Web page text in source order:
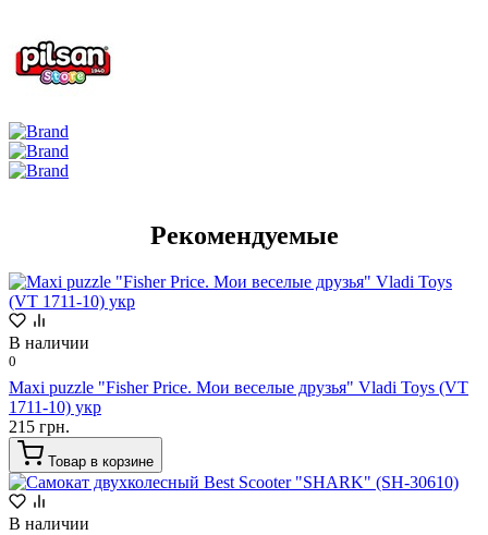
Рекомендуемые
В наличии
0
Maxi puzzle "Fisher Price. Мои веселые друзья" Vladi Toys (VT
1711-10) укр
215 грн.
Товар в корзине
В наличии